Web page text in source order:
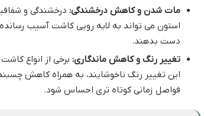
مات شدن و کاهش درخشندگی: درخشندگی و
استون می تواند به لایه رویی کاشت آسیب رسانده
دست بدهند.
تغییر رنگ و کاهش ماندگاری: برخی از انواع
این تغییر رنگ ناخوشایند، به همراه کاهش
فواصل زمانی کوتاه تری احساس شود.